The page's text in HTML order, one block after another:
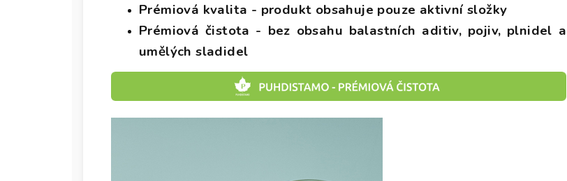
Prémiová kvalita - produkt obsahuje pouze aktivní složky
Prémiová čistota - bez obsahu balastních aditiv, pojiv, plnidel a
umělých sladidel